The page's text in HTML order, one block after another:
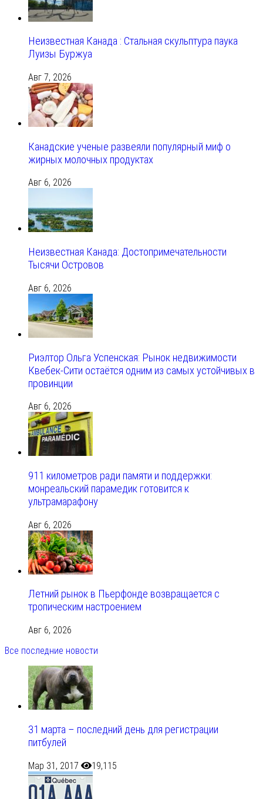
Неизвестная Канада : Стальная скульптура паука
Луизы Буржуа
Авг 7, 2026
Канадские ученые развеяли популярный миф о
жирных молочных продуктах
Авг 6, 2026
Неизвестная Канада: Достопримечательности
Тысячи Островов
Авг 6, 2026
Риэлтор Ольга Успенская: Рынок недвижимости
Квебек-Сити остаётся одним из самых устойчивых в
провинции
Авг 6, 2026
911 километров ради памяти и поддержки:
монреальский парамедик готовится к
ультрамарафону
Авг 6, 2026
Летний рынок в Пьерфонде возвращается с
тропическим настроением
Авг 6, 2026
Все последние новости
31 марта – последний день для регистрации
питбулей
Мар 31, 2017 19,115